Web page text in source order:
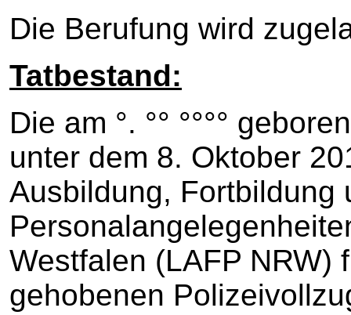
Die Berufung wird
Tatbestand:
Die am °. °° °°°°
unter dem 8. Oktober
Ausbildung, Fortbildung
Westfalen (LAFP NRW)
gehobenen